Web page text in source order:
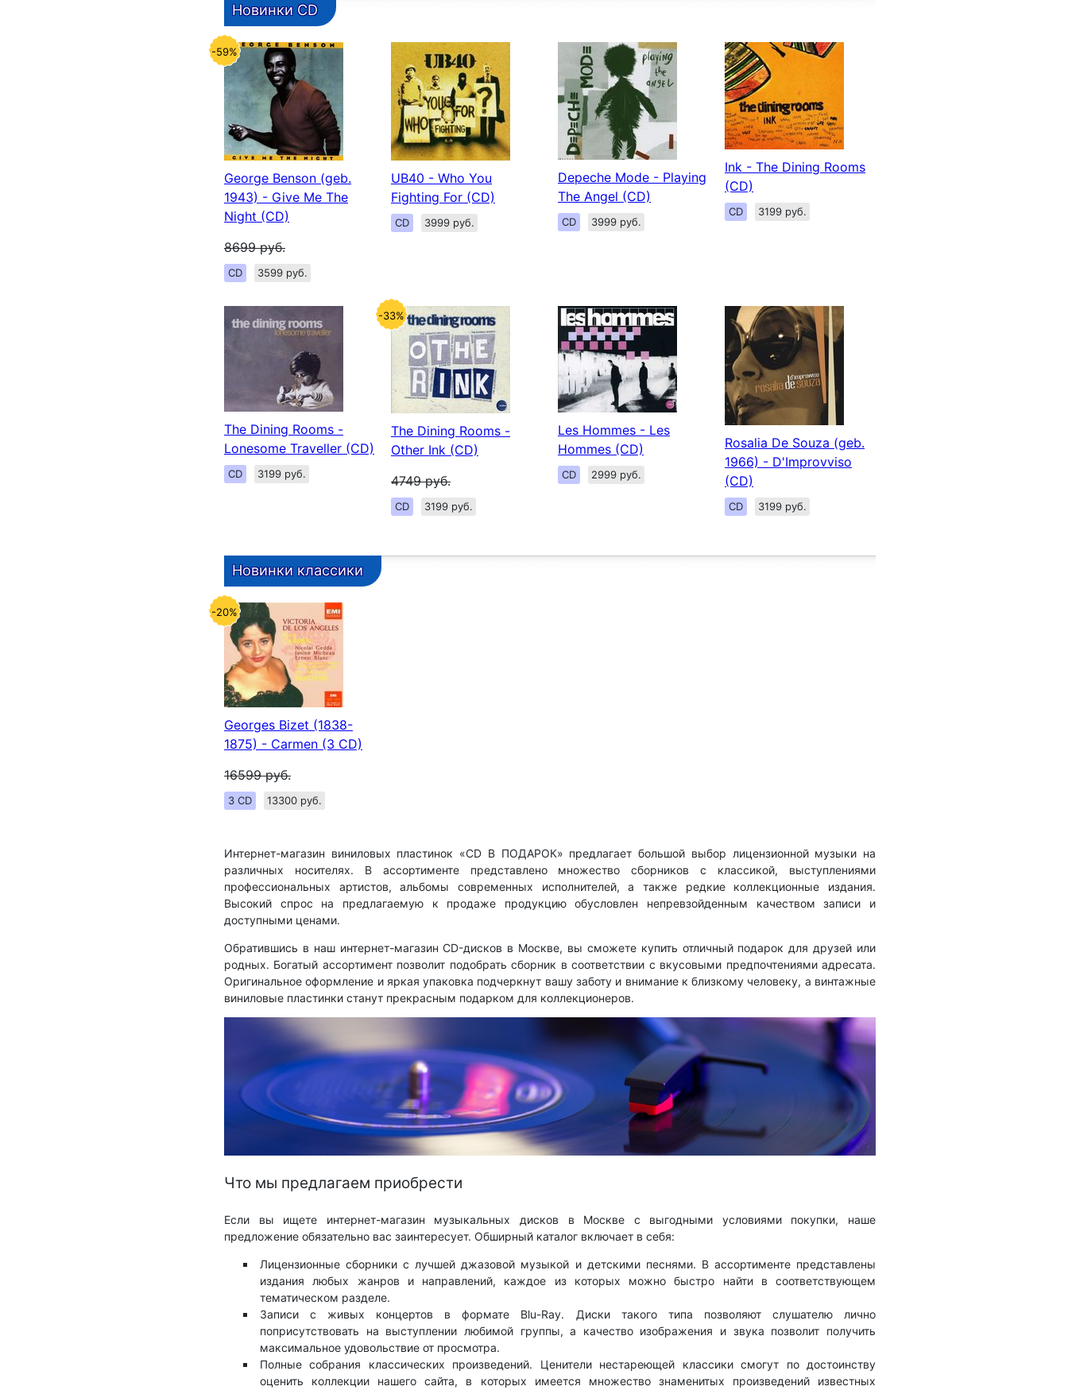
Новинки CD
-59%
George Benson (geb.
1943) - Give Me The
Night (CD)
8699руб.
CD 3599 руб.
UB40 - Who You
Fighting For (CD)
CD 3999 руб.
Depeche Mode - Playing
The Angel (CD)
CD 3999 руб.
Ink - The Dining Rooms
(CD)
CD 3199 руб.
The Dining Rooms -
Lonesome Traveller (CD)
CD 3199 руб.
-33%
The Dining Rooms -
Other Ink (CD)
4749руб.
CD 3199 руб.
Les Hommes - Les
Hommes (CD)
CD 2999 руб.
Rosalia De Souza (geb.
1966) - D'Improvviso
(CD)
CD 3199 руб.
Новинки классики
-20%
Georges Bizet (1838-
1875) - Carmen (3 CD)
16599руб.
3 CD 13300 руб.
Интернет-магазин виниловых пластинок «CD В ПОДАРОК» предлагает большой выбор лицензионной музыки на
различных носителях. В ассортименте представлено множество сборников с классикой, выступлениями
профессиональных артистов, альбомы современных исполнителей, а также редкие коллекционные издания.
Высокий спрос на предлагаемую к продаже продукцию обусловлен непревзойденным качеством записи и
доступными ценами.
Обратившись в наш интернет-магазин CD-дисков в Москве, вы сможете купить отличный подарок для друзей или
родных. Богатый ассортимент позволит подобрать сборник в соответствии с вкусовыми предпочтениями адресата.
Оригинальное оформление и яркая упаковка подчеркнут вашу заботу и внимание к близкому человеку, а винтажные
виниловые пластинки станут прекрасным подарком для коллекционеров.
Что мы предлагаем приобрести
Если вы ищете интернет-магазин музыкальных дисков в Москве с выгодными условиями покупки, наше
предложение обязательно вас заинтересует. Обширный каталог включает в себя:
Лицензионные сборники с лучшей джазовой музыкой и детскими песнями. В ассортименте представлены
издания любых жанров и направлений, каждое из которых можно быстро найти в соответствующем
тематическом разделе.
Записи с живых концертов в формате Blu-Ray. Диски такого типа позволяют слушателю лично
поприсутствовать на выступлении любимой группы, а качество изображения и звука позволит получить
максимальное удовольствие от просмотра.
Полные собрания классических произведений. Ценители нестареющей классики смогут по достоинству
оценить коллекции нашего сайта, в которых имеется множество знаменитых произведений известных